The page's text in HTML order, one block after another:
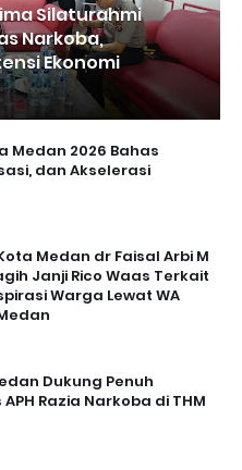
Silaturahmi
Narkoba,
Ekonomi
Medan 2026 Bahas
dan Akselerasi
Medan dr Faisal Arbi M
Janji Rico Waas Terkait
Warga Lewat WA
Dukung Penuh
Razia Narkoba di THM